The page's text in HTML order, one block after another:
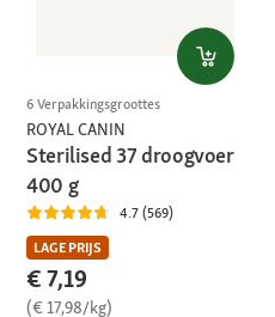
6 Verpakkingsgroottes
ROYAL CANIN
Sterilised 37 droogvoer
400 g
4.7 (569)
LAGE PRIJS
€ 7,19
(€ 17,98/kg)